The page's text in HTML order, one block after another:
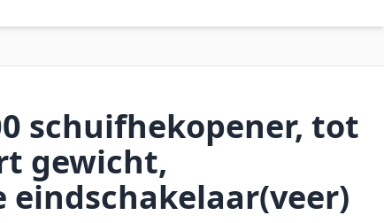
schuifhekopener, tot
gewicht,
eindschakelaar(veer)